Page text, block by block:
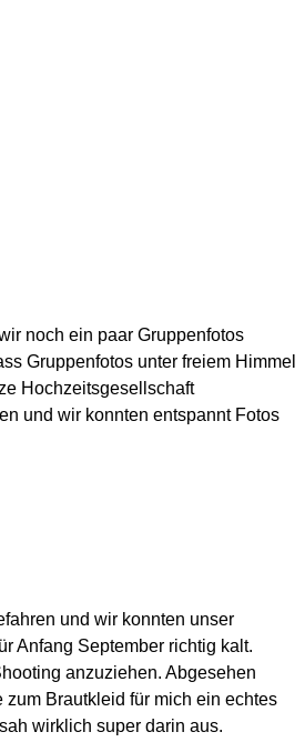
noch ein paar Gruppenfotos
Gruppenfotos unter freiem Himmel
Hochzeitsgesellschaft
und wir konnten entspannt Fotos
und wir konnten unser
Anfang September richtig kalt.
anzuziehen. Abgesehen
Brautkleid für mich ein echtes
wirklich super darin aus.